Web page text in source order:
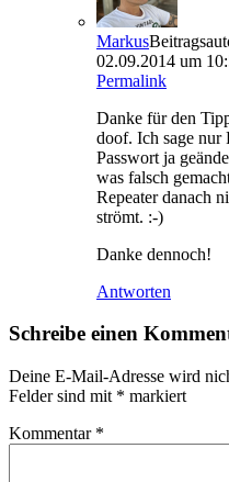
Markus
02.09.2014 um
Permalink
Danke für den
doof. Ich sage
Passwort ja
was falsch
Repeater danach
strömt. :-)
Danke dennoch!
Antworten
Schreibe einen
Deine E-Mail-Adresse wird
Felder sind mit * markiert
Kommentar *